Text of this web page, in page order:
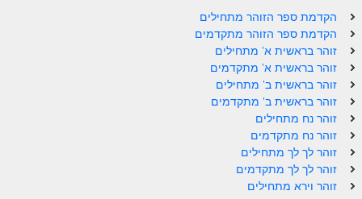
ספר הזוהר נח מתקדמים
ספר הזוהר לך לך מתחילים
ספר הזוהר לך לך מתקדמים
ספר הזוהר וירא מתחילים
ספר הזוהר וירא מתקדמים
ספר הזוהר חיי שרה מתחילים
הקדמת ספר הזוהר מתחילים
הקדמת ספר הזוהר מתקדמים
זוהר בראשית א' מתחילים
זוהר בראשית א' מתקדמים
זוהר בראשית ב' מתחילים
זוהר בראשית ב' מתקדמים
זוהר נח מתחילים
זוהר נח מתקדמים
זוהר לך לך מתחילים
זוהר לך לך מתקדמים
זוהר וירא מתחילים